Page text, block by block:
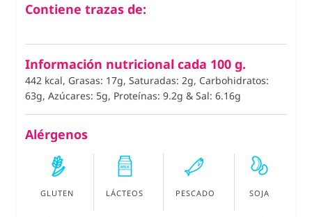
Contiene trazas de:
Información nutricional cada 100 g.
442 kcal, Grasas: 17g, Saturadas: 2g, Carbohidratos:
63g, Azúcares: 5g, Proteínas: 9.2g & Sal: 6.16g
Alérgenos
GLUTEN LÁCTEOS PESCADO SOJA